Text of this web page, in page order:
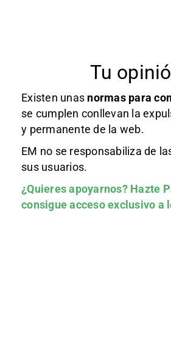
Tu
Existen unas normas para
se cumplen conllevan la
y permanente de la web.
EM no se responsabiliza de
sus usuarios.
¿Quieres apoyarnos? Hazte
consigue acceso exclusivo a